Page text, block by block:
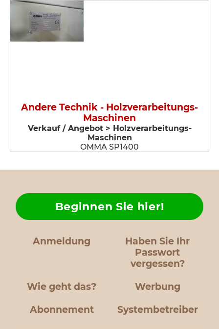
Andere Technik - Holzverarbeitungs-
Maschinen
Verkauf / Angebot > Holzverarbeitungs-
Maschinen
OMMA SP1400
Anmeldung
Haben Sie Ihr
Passwort
vergessen?
Wie geht das?
Beginnen Sie hier!
Werbung
Abonnement Systembetreiber